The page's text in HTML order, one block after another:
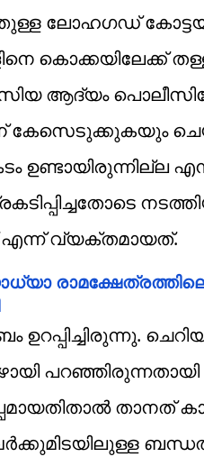
ലോഹഗഡ്
കൊക്കയിലേക്ക്
ആദ്യം
കേസെടുക്കുകയും
വ്യക്തമായത്.
രാമക്ഷേത്രത്തിലെ
താനത്